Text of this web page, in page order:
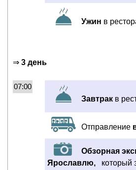
Ужин в
⇒ 3 день
07:00
Завтрак в
Отправление
Обзорная
Ярославлю,
который